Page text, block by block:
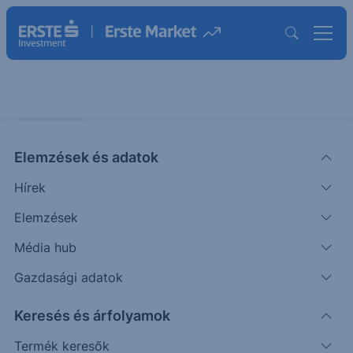
Elemzések és adatok
Hírek
Elemzések
Média hub
Gazdasági adatok
Keresés és árfolyamok
Termék keresők
legfontosabb amerikai bankok
gyorsjelentései
ERSTE UZSONNA
|2025. július 11. 16:20
A legnagyobb amerikai bankok jövő héten